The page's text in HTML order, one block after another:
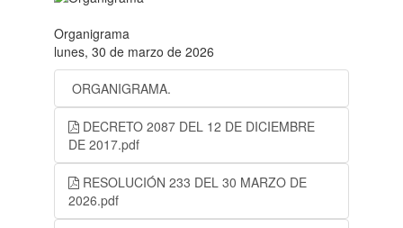
Organigrama
lunes, 30 de marzo de 2026
ORGANIGRAMA.
DECRETO 2087 DEL 12 DE DICIEMBRE
DE 2017.pdf
RESOLUCIÓN 233 DEL 30 MARZO DE
2026.pdf